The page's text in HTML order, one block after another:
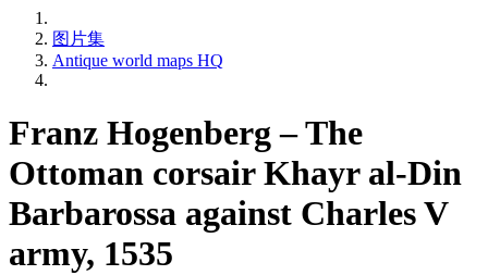
图片集
Antique world maps HQ
Franz Hogenberg – The
Ottoman corsair Khayr al-Din
Barbarossa against Charles V
army, 1535